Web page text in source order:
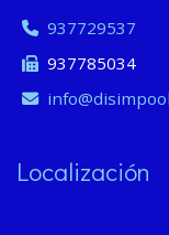
937729537
937785034
info
Localización